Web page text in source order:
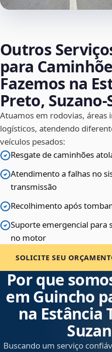
Outros
para
Fazemos na
Preto,
Atuamos em rodovias, áreas
logísticos, atendendo
veículos pesados:
Resgate de caminhões
Atendimento a falhas no
transmissão
Recolhimento após
Suporte emergencial para
no motor
SOLICITE SEU
Por que
em Guincho
na Estância
Buscando um serviço